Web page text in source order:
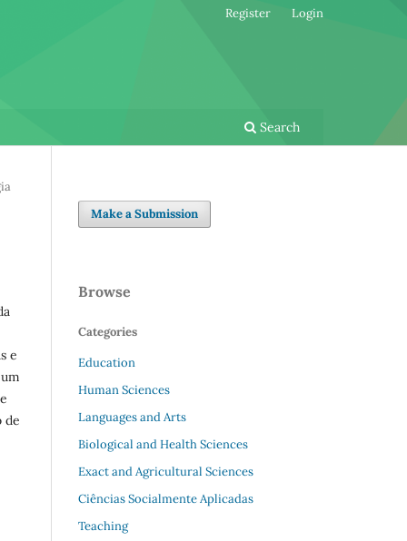
Search
Register Login
e
de
Make a Submission
Browse
Categories
Education
Human Sciences
Languages and Arts
Biological and Health Sciences
Exact and Agricultural Sciences
Ciências Socialmente Aplicadas
Teaching